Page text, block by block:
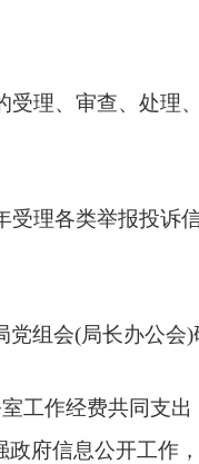
理、审查、处理
理各类举报投诉
组会(局长办公会
工作经费共同支出
府信息公开工作